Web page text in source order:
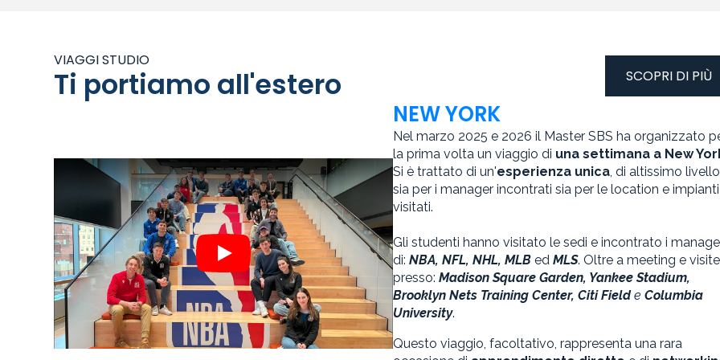
VIAGGI STUDIO
Ti portiamo all'estero SCOPRI DI PIÙ
Play
NEW YORK
Nel marzo 2025 e 2026 il Master SBS ha organizzato
la prima volta un viaggio di una settimana a New
Si è trattato di un'esperienza unica, di altissimo livello
sia per i manager incontrati sia per le location e impianti
visitati.
Gli studenti hanno visitato le sedi e incontrato i
di: NBA, NFL, NHL, MLB ed MLS. Oltre a meeting e visite
presso: Madison Square Garden, Yankee Stadium,
Brooklyn Nets Training Center, Citi Fielde Columbia
University.
Questo viaggio, facoltativo, rappresenta una rara